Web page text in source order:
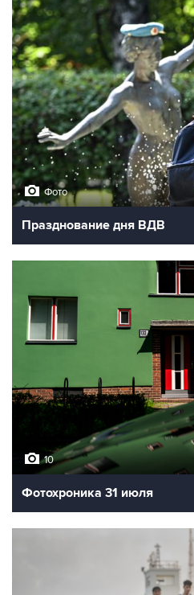
Фото
Празднование дня ВДВ
10
Фотохроника 31 июля